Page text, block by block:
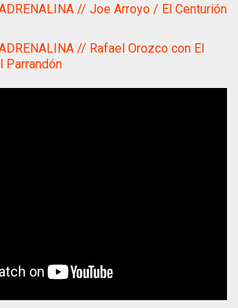
// Joe Arroyo / El Centurión
// Rafael Orozco con El
Parrandón